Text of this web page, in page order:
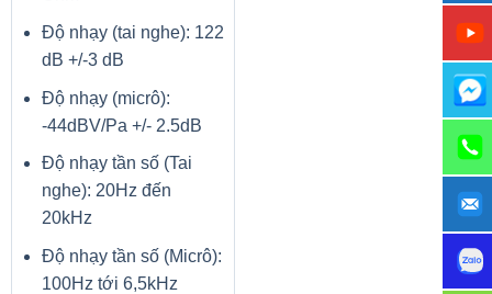
Tấm nền IPS cho góc nhìn rộng lên đến 178 độ và công
một lớp “nhám mờ” đặc biệt, giúp màn hình không bị bóng,
chói sáng, từ đó khả năng hiển thị tốt ngoài trời nắng sáng,
mang đến chất lượng hình ảnh sống động với màu sắc
tươi tắn từ mọi góc nhìn.
Độ nhạy (tai nghe): 122
dB +/-3 dB
Độ nhạy (micrô):
-44dBV/Pa +/- 2.5dB
Độ nhạy tần số (Tai
nghe): 20Hz đến
20kHz
Độ nhạy tần số (Micrô):
100Hz tới 6,5kHz